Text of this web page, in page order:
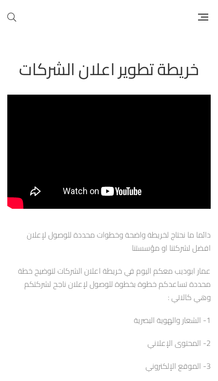
خريطة تطوير اعلان الشركات
دائما ما نحتاج لخريطة واضحة وخطوات محددة للوصول لإعلان
افضل لشركتنا او مؤسستنا
عمار ابوديب معكم اليوم في خريطة اعلان الشركات لتوضيح خطة
محددة تساعدكم خطوة بخطوة للوصول لإعلان ناجح لشركتكم
وهي كالاتي :
1- الشعار والهوية البصرية
2- المحتوى الإعلاني
3- الموقع الإلكتروني